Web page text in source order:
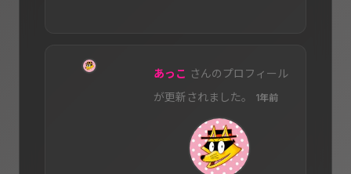
あっこ さんのプロフィール
が更新されました。
1年前